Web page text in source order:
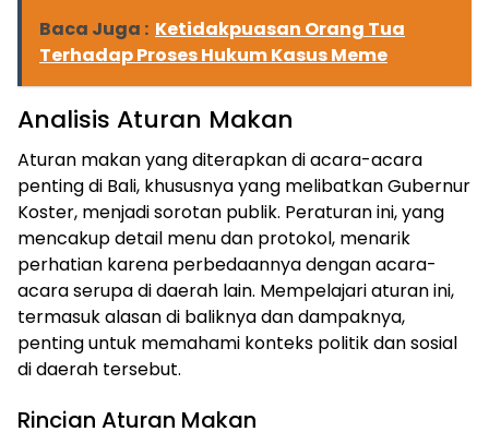
Baca Juga : Ketidakpuasan Orang Tua
Terhadap Proses Hukum Kasus Meme
Analisis Aturan Makan
Aturan makan yang diterapkan di acara-acara
penting di Bali, khususnya yang melibatkan Gubernur
Koster, menjadi sorotan publik. Peraturan ini, yang
mencakup detail menu dan protokol, menarik
perhatian karena perbedaannya dengan acara-
acara serupa di daerah lain. Mempelajari aturan ini,
termasuk alasan di baliknya dan dampaknya,
penting untuk memahami konteks politik dan sosial
di daerah tersebut.
Rincian Aturan Makan